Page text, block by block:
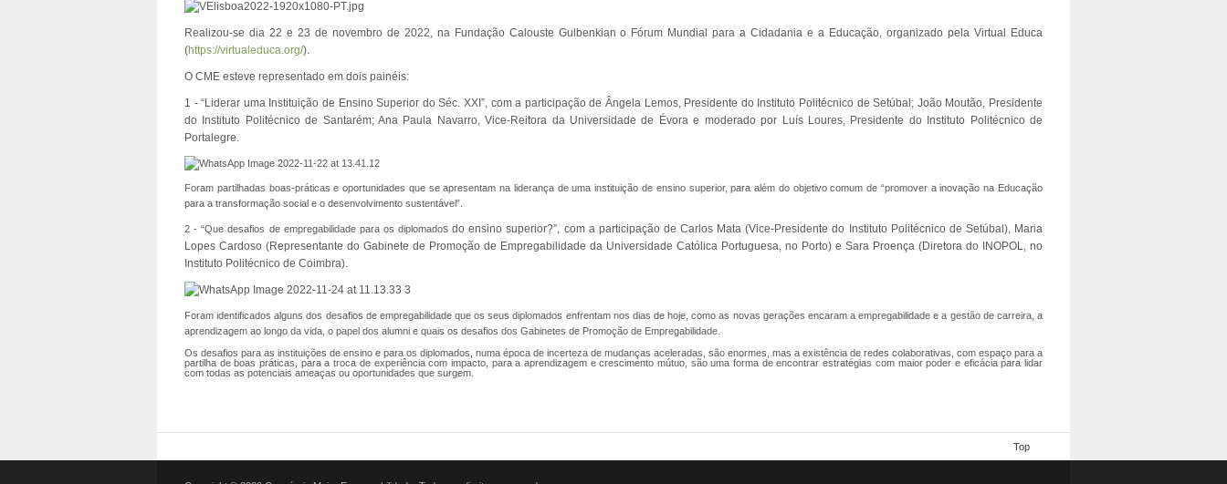
Realizou-se dia 22 e 23 de novembro de 2022, na Fundação Calouste Gulbenkian o Fórum Mundial para a Cidadania e a Educação, organizado pela Virtual Educa
(https://virtualeduca.org/).
O CME esteve representado em dois painéis:
1 - “Liderar uma Instituição de Ensino Superior do Séc. XXI”, com a participação de Ângela Lemos, Presidente do Instituto Politécnico de Setúbal; João Moutão, Presidente
do Instituto Politécnico de Santarém; Ana Paula Navarro, Vice-Reitora da Universidade de Évora e moderado por Luís Loures, Presidente do Instituto Politécnico de
Portalegre.
Foram partilhadas boas-práticas e oportunidades que se apresentam na liderança de uma instituição de ensino superior, para além do objetivo comum de “promover a inovação na Educação
para a transformação social e o desenvolvimento sustentável”.
2 - “Que desafios de empregabilidade para os diplomados do ensino superior?”, com a participação de Carlos Mata (Vice-Presidente do Instituto Politécnico de Setúbal), Maria
Lopes Cardoso (Representante do Gabinete de Promoção de Empregabilidade da Universidade Católica Portuguesa, no Porto) e Sara Proença (Diretora do INOPOL, no
Instituto Politécnico de Coimbra).
Foram identificados alguns dos desafios de empregabilidade que os seus diplomados enfrentam nos dias de hoje, como as novas gerações encaram a empregabilidade e a gestão de carreira, a
aprendizagem ao longo da vida, o papel dos alumni e quais os desafios dos Gabinetes de Promoção de Empregabilidade.
Os desafios para as instituições de ensino e para os diplomados, numa época de incerteza de mudanças aceleradas, são enormes, mas a existência de redes colaborativas, com espaço para a
partilha de boas práticas, para a troca de experiência com impacto, para a aprendizagem e crescimento mútuo, são uma forma de encontrar estratégias com maior poder e eficácia para lidar
com todas as potenciais ameaças ou oportunidades que surgem.
Top